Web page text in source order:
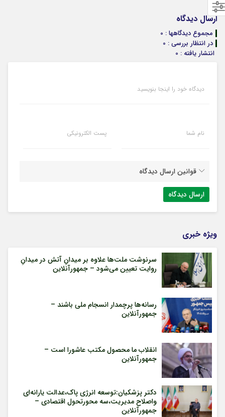
ارسال دیدگاه
مجموع دیدگاهها : 0
در انتظار بررسی : 0
انتشار یافته : 0
دیدگاه خود را اینجا بنویسید
نام شما پست الکترونیکی
قوانین ارسال دیدگاه
ویژه خبری
سرنوشت ملت‌ها علاوه بر میدانِ آتش در میدانِ
روایت تعیین می‌شود – جمهورآنلاین
رسانه‌ها پرچمدار انسجام ملی باشند –
جمهورآنلاین
انقلاب ما محصول مکتب عاشورا است –
جمهورآنلاین
دکتر پزشکیان:توسعه انرژی پاک،عدالت یارانه‌ای
واصلاح مدیریت،سه محورتحول اقتصادی –
جمهورآنلاین